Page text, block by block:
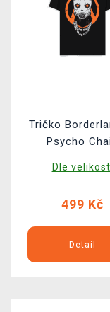
Tričko
Psycho
Dle
499 Kč
Detail